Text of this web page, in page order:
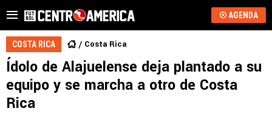
AGENDA
COSTA RICA Costa Rica
Ídolo de Alajuelense deja plantado a su
equipo y se marcha a otro de Costa
Rica